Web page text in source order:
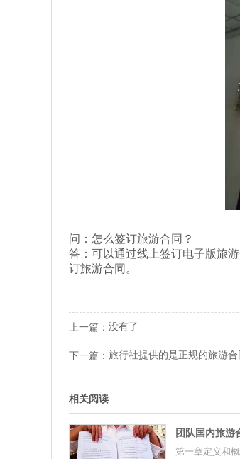
问：怎么签订旅游合同？
答：可以通过线上签订电子版旅
订旅游合同。
上一篇： 没有了
下一篇： 旅行社提供的是正规的旅游合
相关阅读
团队国内旅游
第一章定义和